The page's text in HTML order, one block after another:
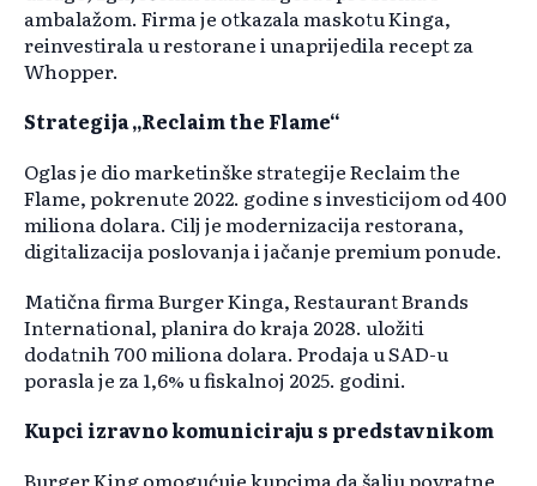
ambalažom. Firma je otkazala maskotu Kinga,
reinvestirala u restorane i unaprijedila recept za
Whopper.
Strategija „Reclaim the Flame“
Oglas je dio marketinške strategije Reclaim the
Flame, pokrenute 2022. godine s investicijom od 400
miliona dolara. Cilj je modernizacija restorana,
digitalizacija poslovanja i jačanje premium ponude.
Matična firma Burger Kinga, Restaurant Brands
International, planira do kraja 2028. uložiti
dodatnih 700 miliona dolara. Prodaja u SAD-u
porasla je za 1,6% u fiskalnoj 2025. godini.
Kupci izravno komuniciraju s predstavnikom